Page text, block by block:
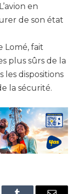
en
de son état
Lomé, fait
plus sûrs de la
les dispositions
la sécurité.